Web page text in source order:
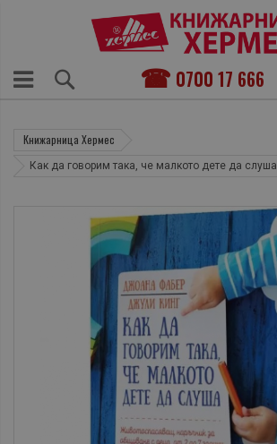
0700 17 666
Книжарница Хермес
Как да говорим така, че малкото дете да слуша